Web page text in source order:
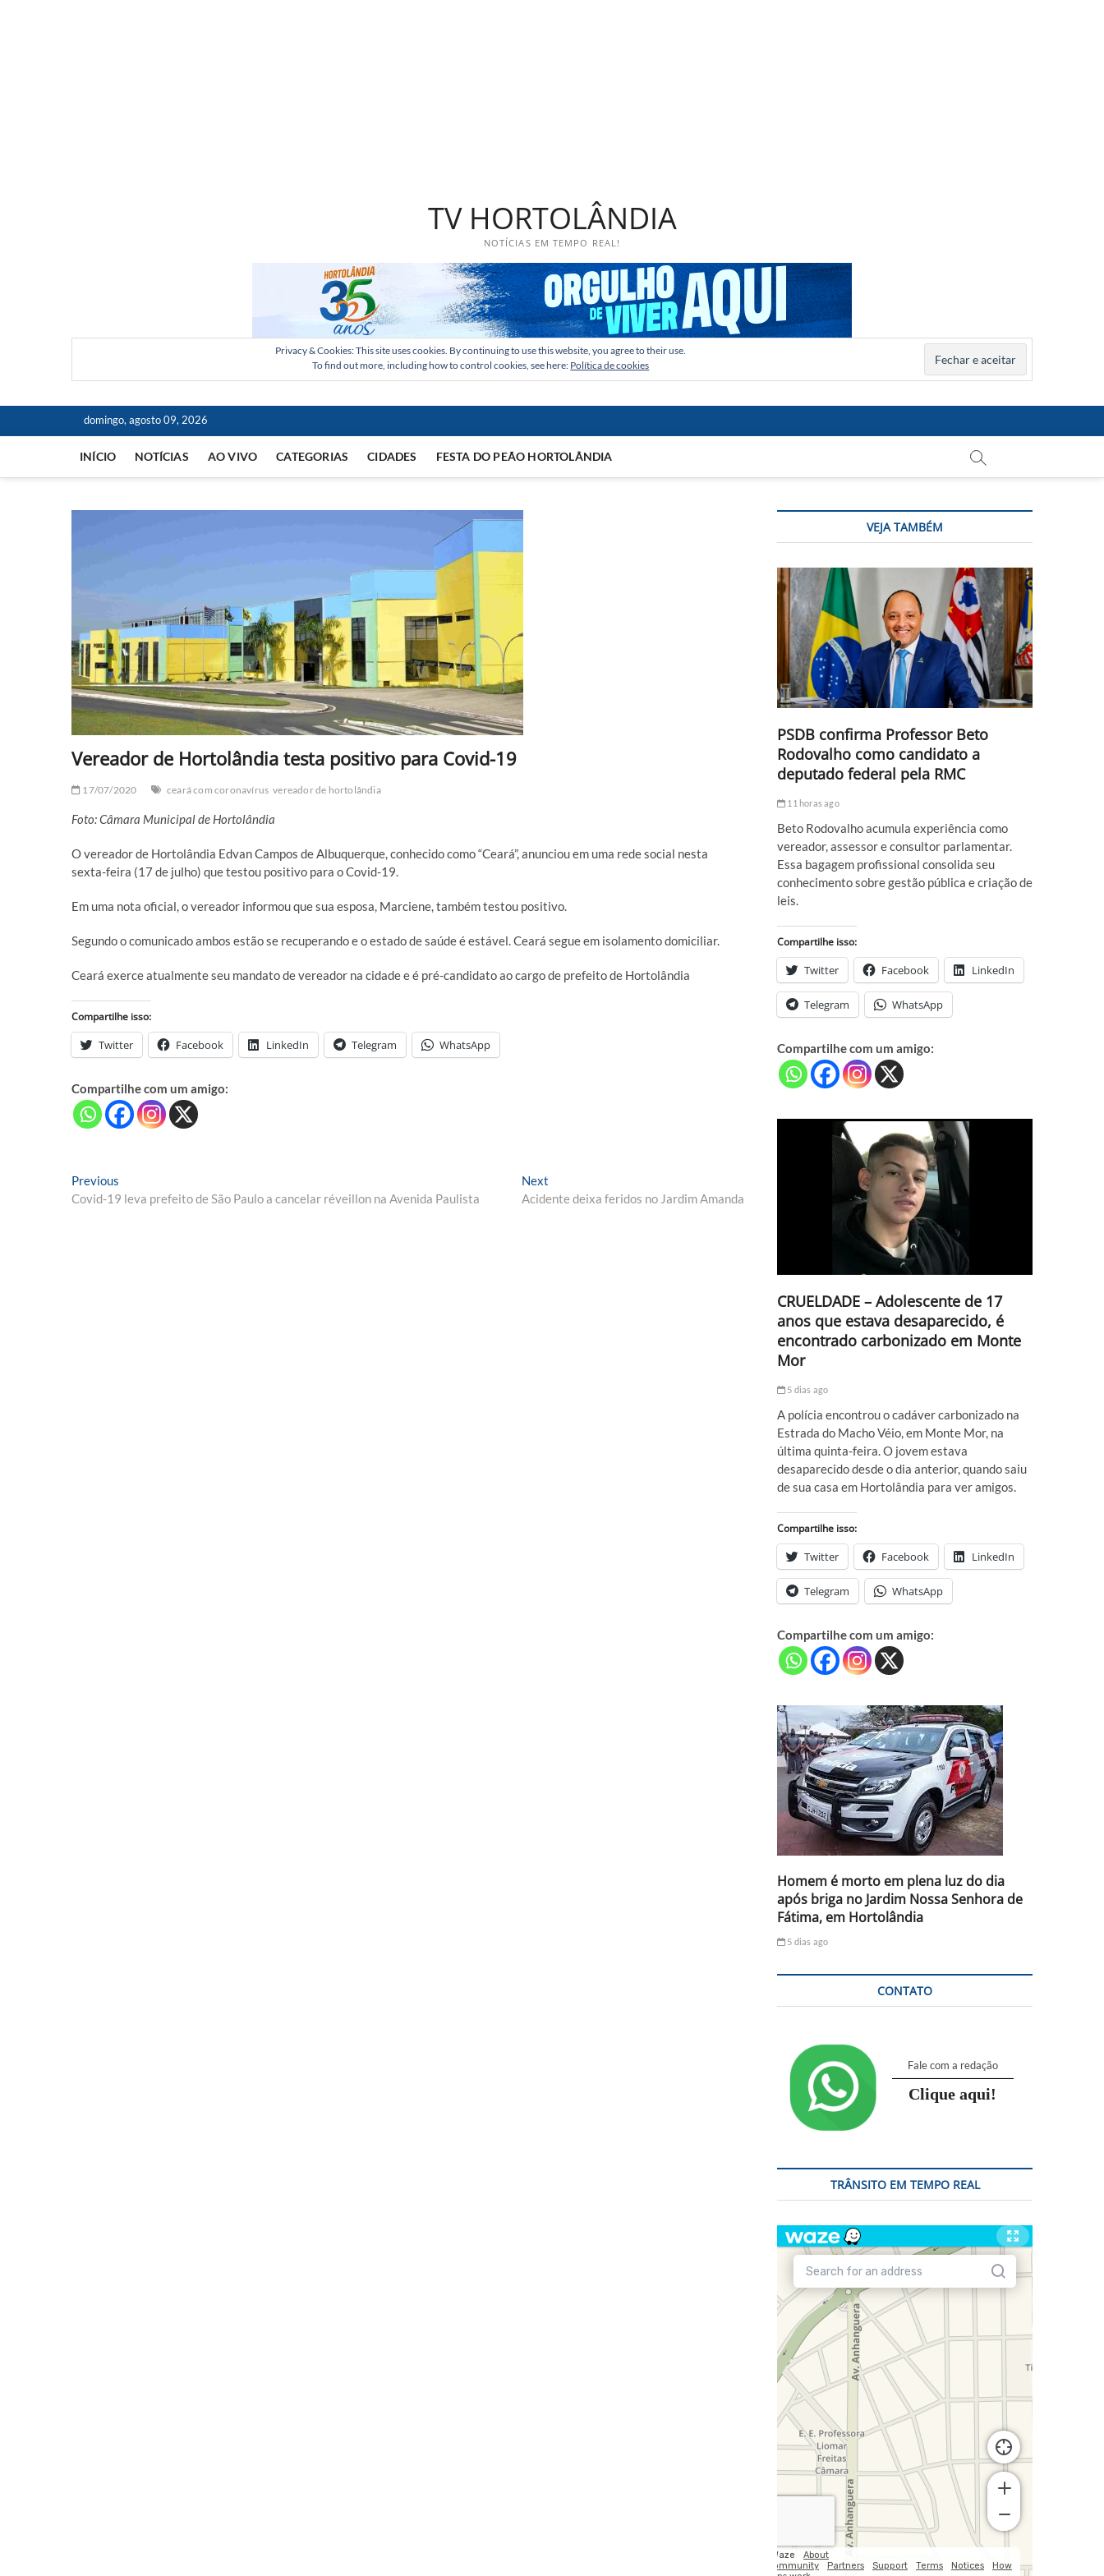
TV HORTOLÂNDIA
NOTÍCIAS EM TEMPO REAL!
Privacy & Cookies: This site uses cookies. By continuing to use this website, you agree to their use.
To find out more, including how to control cookies, see here: Política de cookies
domingo, agosto 09, 2026
INÍCIO NOTÍCIAS AO VIVO CATEGORIAS CIDADES FESTA DO PEÃO HORTOLÂNDIA
Vereador de Hortolândia testa positivo para Covid-19
17/07/2020 ceará com coronavírus vereador de hortolândia
Foto: Câmara Municipal de Hortolândia
O vereador de Hortolândia Edvan Campos de Albuquerque, conhecido como “Ceará”, anunciou em uma rede social nesta
sexta-feira (17 de julho) que testou positivo para o Covid-19.
Em uma nota oficial, o vereador informou que sua esposa, Marciene, também testou positivo.
Segundo o comunicado ambos estão se recuperando e o estado de saúde é estável. Ceará segue em isolamento domiciliar.
Ceará exerce atualmente seu mandato de vereador na cidade e é pré-candidato ao cargo de prefeito de Hortolândia
Compartilhe isso:
Twitter Facebook LinkedIn Telegram WhatsApp
Compartilhe com um amigo:
Navegação
de
Previous
post:
Covid-19 leva prefeito de São Paulo a cancelar réveillon na Avenida Paulista
Next
post:
Acidente deixa feridos no Jardim Amanda
VEJA TAMBÉM
PSDB confirma Professor Beto
Rodovalho como candidato a
deputado federal pela RMC
11 horas ago
Beto Rodovalho acumula experiência como
vereador, assessor e consultor parlamentar.
Essa bagagem profissional consolida seu
conhecimento sobre gestão pública e criação de
leis.
Compartilhe isso:
Twitter Facebook LinkedIn
Telegram WhatsApp
Compartilhe com um amigo:
CRUELDADE – Adolescente de 17
anos que estava desaparecido, é
encontrado carbonizado em Monte
Mor
5 dias ago
A polícia encontrou o cadáver carbonizado na
Estrada do Macho Véio, em Monte Mor, na
última quinta-feira. O jovem estava
desaparecido desde o dia anterior, quando saiu
de sua casa em Hortolândia para ver amigos.
Compartilhe isso:
Twitter Facebook LinkedIn
Telegram WhatsApp
Compartilhe com um amigo:
Homem é morto em plena luz do dia
após briga no Jardim Nossa Senhora de
Fátima, em Hortolândia
5 dias ago
CONTATO
Fale com a redação
Clique aqui!
TRÂNSITO EM TEMPO REAL